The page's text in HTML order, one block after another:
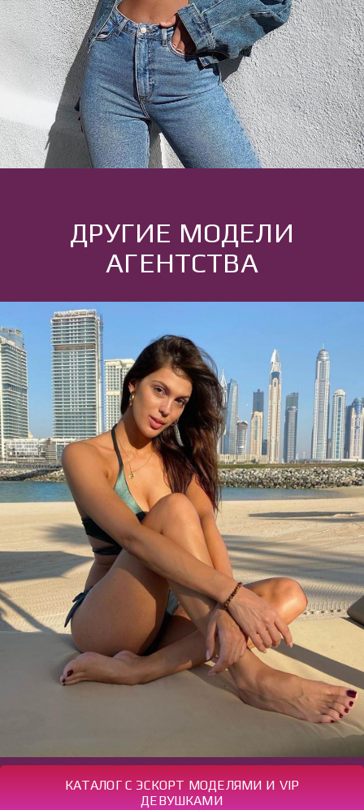
ДРУГИЕ МОДЕЛИ
АГЕНТСТВА
КАТАЛОГ С ЭСКОРТ МОДЕЛЯМИ И VIP
ДЕВУШКАМИ